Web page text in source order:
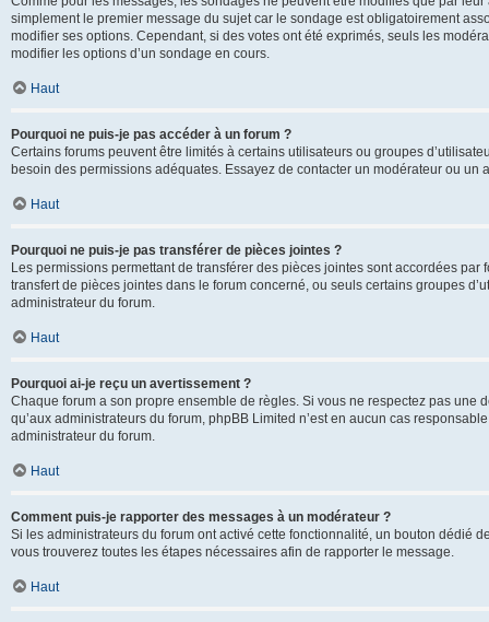
simplement le premier message du sujet car le sondage est obligatoirement
modifier ses options. Cependant, si des votes ont été exprimés, seuls les
modifier les options d’un sondage en cours.
Haut
Pourquoi ne puis-je pas accéder à un forum ?
Certains forums peuvent être limités à certains utilisateurs ou groupes
besoin des permissions adéquates. Essayez de contacter un modérateur ou
Haut
Pourquoi ne puis-je pas transférer de pièces jointes ?
Les permissions permettant de transférer des pièces jointes sont accordées
transfert de pièces jointes dans le forum concerné, ou seuls certains groupes
administrateur du forum.
Haut
Pourquoi ai-je reçu un avertissement ?
Chaque forum a son propre ensemble de règles. Si vous ne respectez pas une
qu’aux administrateurs du forum, phpBB Limited n’est en aucun cas
administrateur du forum.
Haut
Comment puis-je rapporter des messages à un modérateur ?
Si les administrateurs du forum ont activé cette fonctionnalité, un bouton dédié
vous trouverez toutes les étapes nécessaires afin de rapporter le message.
Haut